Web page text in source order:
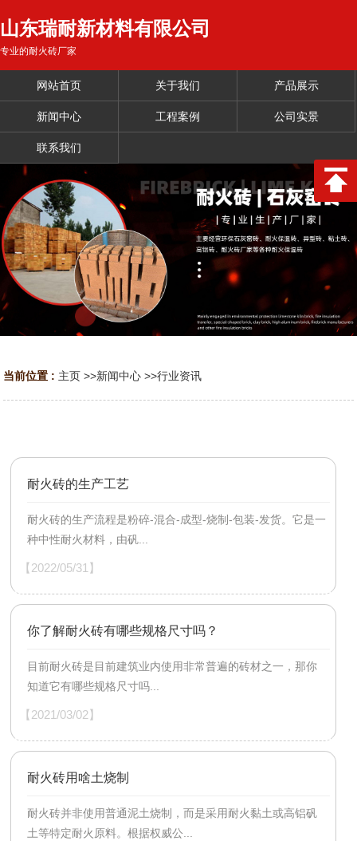
山东瑞耐新材料有限公司
专业的耐火砖厂家
网站首页 关于我们 产品展示
新闻中心 工程案例 公司实景
联系我们
当前位置 : 主页 >>新闻中心 >>行业资讯
耐火砖的生产工艺
耐火砖的生产流程是粉碎-混合-成型-烧制-包装-发货。它是一
种中性耐火材料，由矾...
【2022/05/31】
你了解耐火砖有哪些规格尺寸吗？
目前耐火砖是目前建筑业内使用非常普遍的砖材之一，那你
知道它有哪些规格尺寸吗...
【2021/03/02】
耐火砖用啥土烧制
耐火砖并非使用普通泥土烧制，而是采用耐火黏土或高铝矾
土等特定耐火原料。根据权威公...